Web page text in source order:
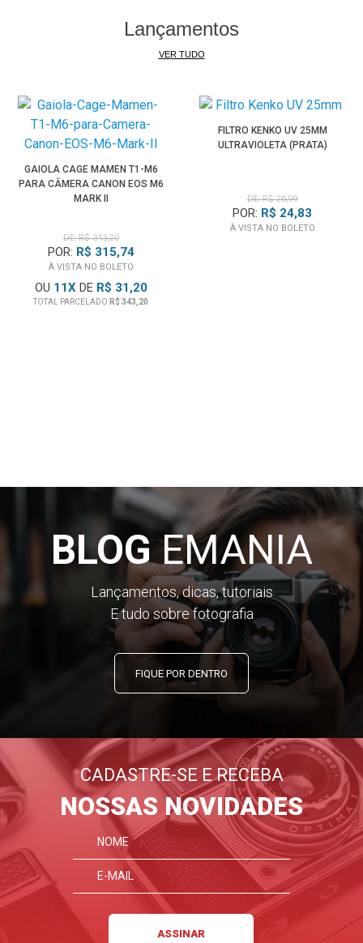
Lançamentos
VER TUDO
GAIOLA CAGE MAMEN T1-M6
PARA CÂMERA CANON EOS M6
MARK II
DE: R$ 343,20
POR: R$ 315,74
À VISTA NO BOLETO
OU 11XDE R$ 31,20
TOTAL PARCELADO R$ 343,20
FILTRO KENKO UV 25MM
ULTRAVIOLETA (PRATA)
DE: R$ 26,99
POR: R$ 24,83
À VISTA NO BOLETO
BLOGEMANIA
Lançamentos, dicas, tutoriais
E tudo sobre fotografia
FIQUE POR DENTRO
CADASTRE-SE E RECEBA
NOSSAS NOVIDADES